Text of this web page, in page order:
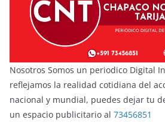
Nosotros Somos un periodico Digital
reflejamos la realidad cotidiana del
nacional y mundial, puedes dejar tu
un espacio publicitario al 73456851